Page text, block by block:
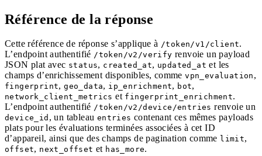
Référence de la réponse
Cette référence de réponse s’applique à /token/v1/client.
L’endpoint authentifié /token/v2/verify renvoie un payload
JSON plat avec status, created_at, updated_at et les
champs d’enrichissement disponibles, commevpn_evaluation ,
fingerprint,geo_data, ip_enrichment, bot,
network_client_metrics et fingerprint_enrichment.
L’endpoint authentifié /token/v2/device/entries renvoie un
device_id , un tableau entries contenant ces mêmes payloads
plats pour les évaluations terminées associées à cet ID
d’appareil, ainsi que des champs de pagination comme limit,
offset, next_offset et has_more.